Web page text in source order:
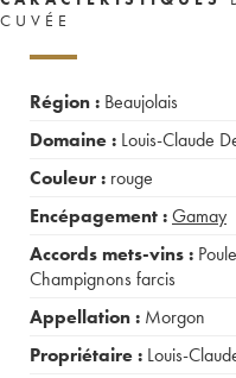
CUVÉE
Région : Beaujolais
Domaine : Louis-Claude
Couleur : rouge
Encépagement :Gamay
Accords mets-vins :
Champignons farcis
Appellation : Morgon
Propriétaire : Louis-